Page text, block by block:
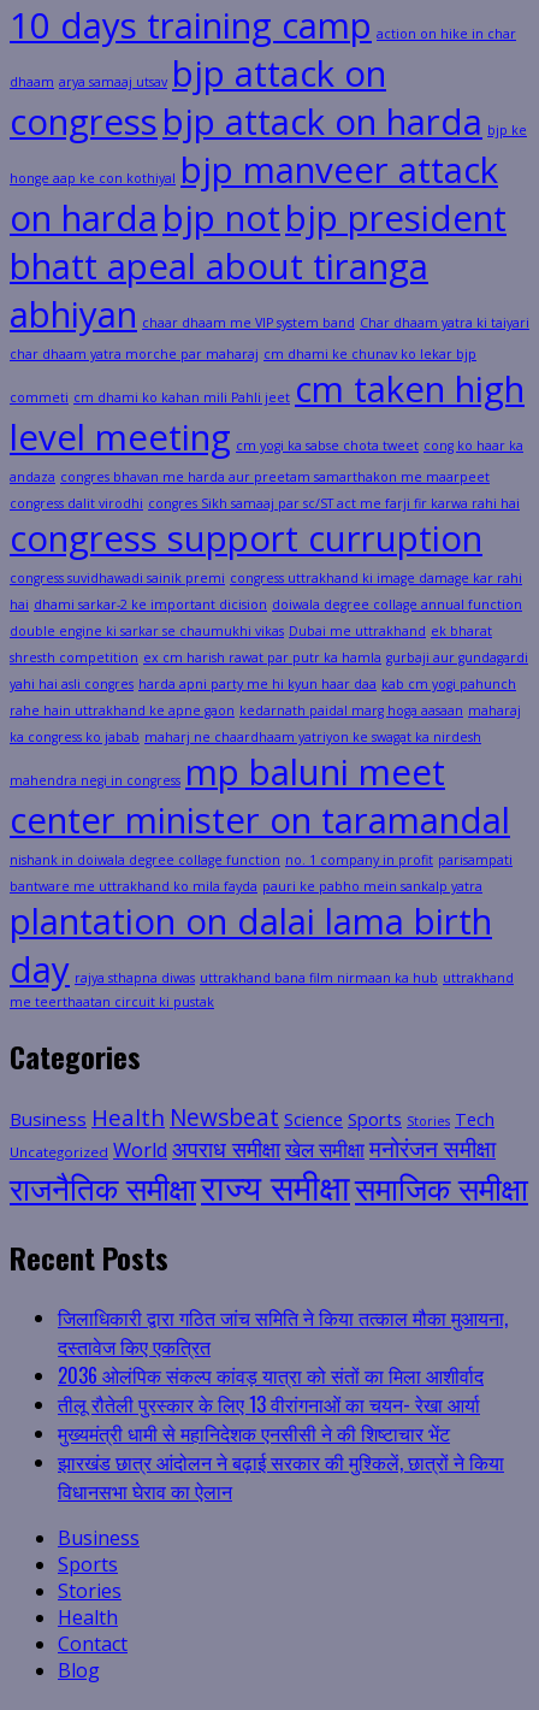
10 days training camp action on hike in char
dhaam arya samaaj utsav bjp attack on
congressbjp attack on harda bjp ke
honge aap ke con kothiyal bjp manveer attack
on harda bjp notbjp president
bhatt apeal about tiranga
abhiyan chaar dhaam me VIP system band Char dhaam yatra ki taiyari
char dhaam yatra morche par maharaj cm dhami ke chunav ko lekar bjp
commeti cm dhami ko kahan mili Pahli jeet cm taken high
level meeting cm yogi ka sabse chota tweet cong ko haar ka
andaza congres bhavan me harda aur preetam samarthakon me maarpeet
congress dalit virodhi congres Sikh samaaj par sc/ST act me farji fir karwa rahi hai
congress support curruption
congress suvidhawadi sainik premi congress uttrakhand ki image damage kar rahi
hai dhami sarkar-2 ke important dicision doiwala degree collage annual function
double engine ki sarkar se chaumukhi vikas Dubai me uttrakhand ek bharat
shresth competition ex cm harish rawat par putr ka hamla gurbaji aur gundagardi
yahi hai asli congres harda apni party me hi kyun haar daa kab cm yogi pahunch
rahe hain uttrakhand ke apne gaon kedarnath paidal marg hoga aasaan maharaj
ka congress ko jabab maharj ne chaardhaam yatriyon ke swagat ka nirdesh
mahendra negi in congress mp baluni meet
center minister on taramandal
nishank in doiwala degree collage function no. 1 company in profit parisampati
bantware me uttrakhand ko mila fayda pauri ke pabho mein sankalp yatra
plantation on dalai lama birth
day rajya sthapna diwas uttrakhand bana film nirmaan ka hub uttrakhand
me teerthaatan circuit ki pustak
Categories
Business Health Newsbeat Science Sports Stories Tech
Uncategorized World अपराध समीक्षाखेल समीक्षामनोरंजन समीक्षा
राजनैतिक समीक्षाराज्य समीक्षासमाजिक समीक्षा
Recent Posts
जिलाधिकारी द्वारा गठित जांच समिति ने किया तत्काल मौका मुआयना,
दस्तावेज किए एकत्रित
2036 ओलंपिक संकल्प कांवड़ यात्रा को संतों का मिला आशीर्वाद
तीलू रौतेली पुरस्कार के लिए 13 वीरांगनाओं का चयन- रेखा आर्या
मुख्यमंत्री धामी से महानिदेशक एनसीसी ने की शिष्टाचार भेंट
झारखंड छात्र आंदोलन ने बढ़ाई सरकार की मुश्किलें, छात्रों ने किया
विधानसभा घेराव का ऐलान
Business
Sports
Stories
Health
Contact
Blog